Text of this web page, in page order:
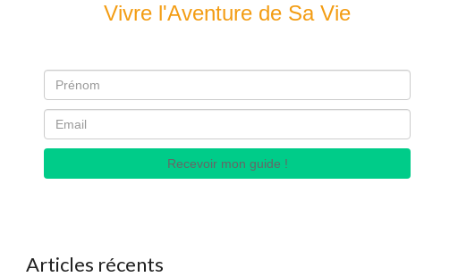
Vivre l'Aventure de Sa Vie
Recevoir mon guide !
Articles récents